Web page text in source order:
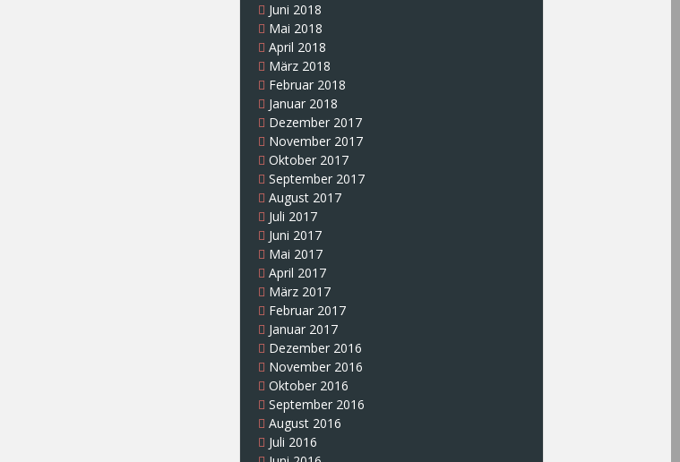
Juni 2018
Mai 2018
April 2018
März 2018
Februar 2018
Januar 2018
Dezember 2017
November 2017
Oktober 2017
September 2017
August 2017
Juli 2017
Juni 2017
Mai 2017
April 2017
März 2017
Februar 2017
Januar 2017
Dezember 2016
November 2016
Oktober 2016
September 2016
August 2016
Juli 2016